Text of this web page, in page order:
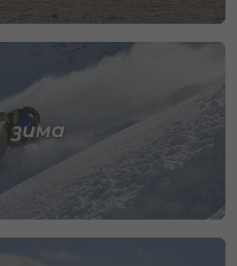
зима